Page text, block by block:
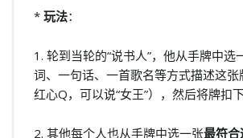
* 玩法：
1. 轮到当轮的“说书人”，他从手牌中选
词、一句话、一首歌名等方式描述这张
红心Q，可以说“女王”），然后将牌扣
2. 其他每个人也从手牌中选一张最符